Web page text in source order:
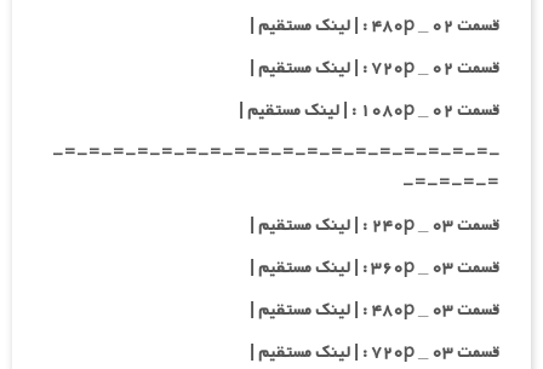
قسمت ۰۲ _ ۴۸۰p : | لینک مستقیم |
قسمت ۰۲ _ ۷۲۰p : | لینک مستقیم |
قسمت ۰۲ _ ۱۰۸۰p : | لینک مستقیم |
-=-=-=-=-=-=-=-=-=-=-=-=-=-=-=-=-=-=-
=-=-=-=-
قسمت ۰۳ _ ۲۴۰p : | لینک مستقیم |
قسمت ۰۳ _ ۳۶۰p : | لینک مستقیم |
قسمت ۰۳ _ ۴۸۰p : | لینک مستقیم |
قسمت ۰۳ _ ۷۲۰p : | لینک مستقیم |